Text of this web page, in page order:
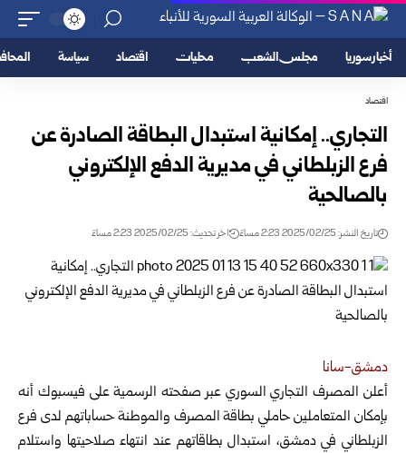
أخبار سوريا مجلس الشعب محليات اقتصاد سياسة
اقتصاد
التجاري.. إمكانية استبدال البطاقة الصادرة عن
فرع الزبلطاني في مديرية الدفع الإلكتروني
بالصالحية
تاريخ النشر: 2025/02/25 2:23 مساءً اخر تحديث: 2025/02/25 2:23 مساءً
دمشق-سانا
أعلن المصرف التجاري السوري عبر صفحته الرسمية على فيسبوك أنه
بإمكان المتعاملين حاملي بطاقة المصرف والموطنة حساباتهم لدى فرع
الزبلطاني في دمشق، استبدال بطاقاتهم عند انتهاء صلاحيتها واستلام